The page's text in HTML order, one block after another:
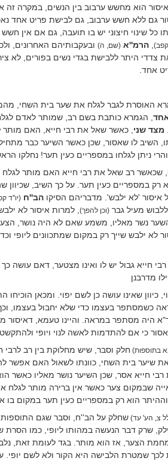
הוא מחשש ערבוב בין הנשים, במקרה זה
גם ללא חשש ערבוב, גם לבישת פריט אחד
שינוי חיצוני יש בו תועבה, גם אם אין חשש
קפב) הרמ''א (שם, ה) ובעקבותיהם האחרונים,
צדדי היתר ללבישת בגדי נשים בפורים, לא
אחד.
האוסרת לגבר לגלח את שער בית השחי,
, הגמרא כותבת בשם רב, שמותר לאדם
מצד שני , כאשר שאל את רבי חייא, האם
השיב לו שאסור, שכן כאשר השיער כבר
ניתן לגלחו במספריים כעין תער! נחלקו
שכאשר רב שאל את רבי חייא האם מותר
במספריים כעין תער. על כך השיב, שכיוון
איסור 'לא ילבש'. מדבריהם הסיקו הב''ח (יו''ד
מעיל גבר (וכן להפך) , למרות איסור לא
נשר מאליו, משמע שאם לא היה נושר,
לא ילבש שייך רק במקום שמתכוונים ליופי
חייא גבול יש לו ואינו מצטער, דאם עושה
מדרבנן
כיוון שאינו עושה כן לשם יפוי. ומכאן הוכיחו
כשמסתפר בעצמו כדי שלא יחבול בעצמו,
היה מסתפר במראה. והיינו טעמא, דאיסור
כי אם להתדמות לאשה לנוי ויופי
בתוספות) חלק וסבר, שיש מחלוקת בין רב לרבי
שיער בית השחי, כוונתו לשאול האם אפשר
חייא אסר, שכן השיער נושר מאליו כאשר
שבמקום צער כאשר אין ברירה מותר לגלח
וההיתר הוא רק במספריים כעין תער במקום בו
צ, הע' עד) שחלק על הב''ח, וסבר שגם התוספות
שרק דבר הנעשה במהותו ליופי, כמו
הצער, אז הוא מותר. בגד לעומת זאת,
לכך שמטרת הלבישה היא הקור ולא לשם יופי.